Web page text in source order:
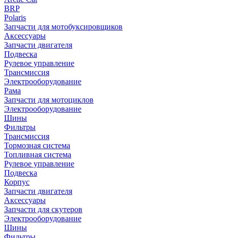
BRP
Polaris
Запчасти для мотобуксировщиков
Аксессуары
Запчасти двигателя
Подвеска
Рулевое управление
Трансмиссия
Электрооборудование
Рама
Запчасти для мотоциклов
Электрооборудование
Шины
Фильтры
Трансмиссия
Тормозная система
Топливная система
Рулевое управление
Подвеска
Корпус
Запчасти двигателя
Аксессуары
Запчасти для скутеров
Электрооборудование
Шины